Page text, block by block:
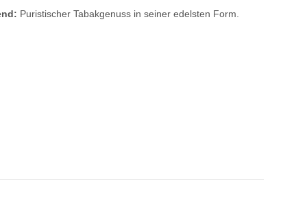
Puristischer Tabakgenuss in seiner edelsten Form.